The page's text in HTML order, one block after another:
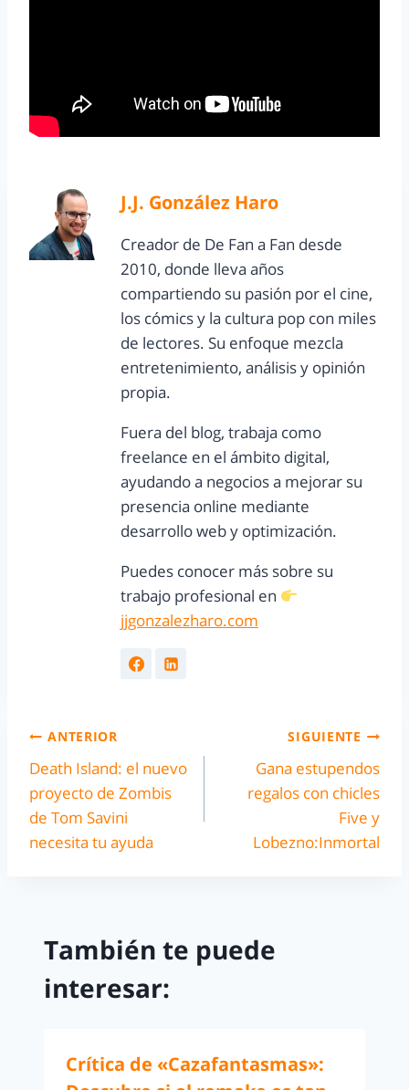
J.J. González Haro
Creador de De Fan a Fan desde
2010, donde lleva años
compartiendo su pasión por el cine,
los cómics y la cultura pop con miles
de lectores. Su enfoque mezcla
entretenimiento, análisis y opinión
propia.
Fuera del blog, trabaja como
freelance en el ámbito digital,
ayudando a negocios a mejorar su
presencia online mediante
desarrollo web y optimización.
Puedes conocer más sobre su
trabajo profesional en
jjgonzalezharo.com
ANTERIOR
Death Island: el nuevo
proyecto de Zombis
de Tom Savini
necesita tu ayuda
SIGUIENTE
Gana estupendos
regalos con chicles
Five y
Lobezno:Inmortal
También te puede
interesar:
Crítica de «Cazafantasmas»: